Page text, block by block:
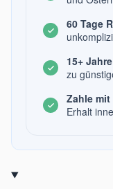
60 Tage
15+
zu
Zahle mit
Erhalt